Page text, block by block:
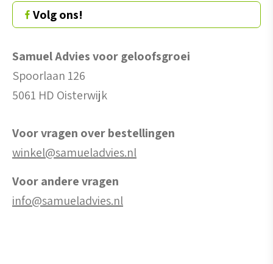
Volg ons!
Samuel Advies voor geloofsgroei
Spoorlaan 126
5061 HD Oisterwijk
Voor vragen over bestellingen
winkel@samueladvies.nl
Voor andere vragen
info@samueladvies.nl